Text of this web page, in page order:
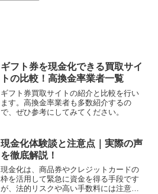
ギフト券を現金化できる買取サイ
トの比較！高換金率業者一覧
ギフト券買取サイトの紹介と比較を行い
ます。高換金率業者も多数紹介するの
で、ぜひ参考にしてみてください。
現金化体験談と注意点｜実際の声
を徹底解説！
現金化は、商品券やクレジットカードの
枠を活用して緊急に資金を得る手段です
が、法的リスクや高い手数料には注意が